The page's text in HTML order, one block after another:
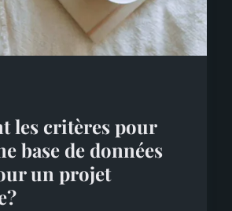
les critères pour
base de données
un projet